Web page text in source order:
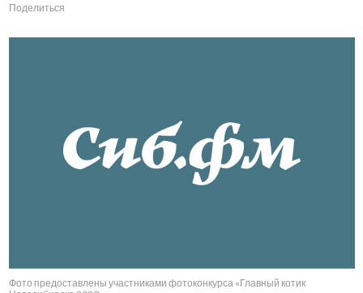
Поделиться
Фото предоставлены участниками фотоконкурса «Главный котик